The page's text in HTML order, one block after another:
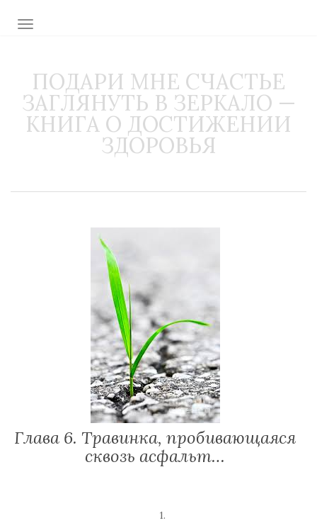
TOGGLE NAVIGATION
ПОДАРИ МНЕ СЧАСТЬЕ
ЗАГЛЯНУТЬ В ЗЕРКАЛО —
КНИГА О ДОСТИЖЕНИИ
ЗДОРОВЬЯ
Глава 6. Травинка, пробивающаяся
сквозь асфальт…
1.